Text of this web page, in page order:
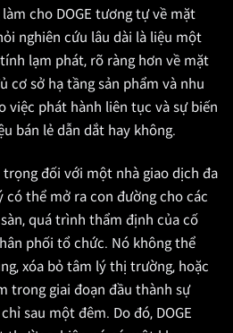
cho DOGE tương tự về mặt
nghiên cứu lâu dài là liệu một
lạm phát, rõ ràng hơn về mặt
cơ sở hạ tầng sản phẩm và nhu
việc phát hành liên tục và sự biến
bán lẻ dẫn dắt hay không.
đối với một nhà giao dịch đa
có thể mở ra con đường cho các
quá trình thẩm định của cố
phối tổ chức. Nó không thể
xóa bỏ tâm lý thị trường, hoặc
trong giai đoạn đầu thành sự
sau một đêm. Do đó, DOGE